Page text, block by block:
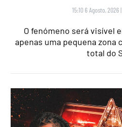
15:10 6 Agosto, 2026 |
O fenómeno será visível
apenas uma pequena zona
total do